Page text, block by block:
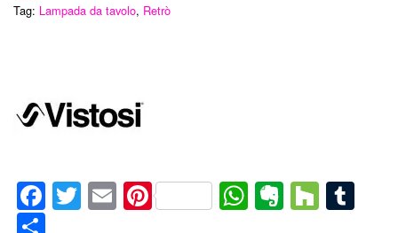
Tag: Lampada da tavolo, Retrò
Facebook
Twitter
EmailPinterestWhatsApp
Evernote